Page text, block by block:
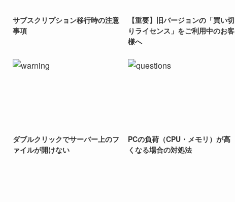
サブスクリプション移行時の注意
事項
【重要】旧バージョンの「買い切
りライセンス」をご利用中のお客
様へ
ダブルクリックでサーバー上のフ
ァイルが開けない
PCの負荷（CPU・メモリ）が高
くなる場合の対処法